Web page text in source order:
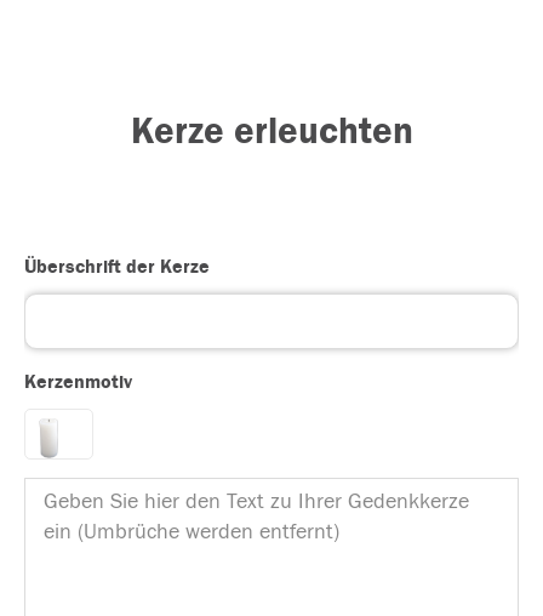
Kerze erleuchten
Überschrift der Kerze
Kerzenmotiv